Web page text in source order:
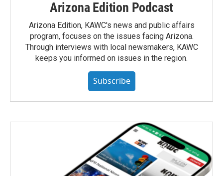
Arizona Edition Podcast
Arizona Edition, KAWC's news and public affairs
program, focuses on the issues facing Arizona.
Through interviews with local newsmakers, KAWC
keeps you informed on issues in the region.
Subscribe